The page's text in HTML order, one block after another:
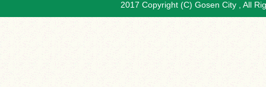
2017 Copyright (C) Gosen City , All